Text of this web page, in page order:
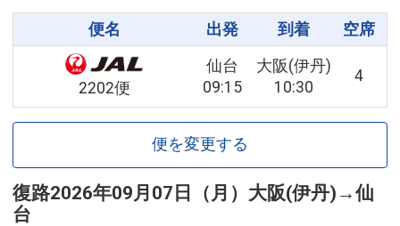
便名 出発 到着 空席
2202便
仙台
09:15
大阪(伊丹)
10:30
4
便を変更する
復路2026年09月07日（月） 大阪(伊丹) →仙
台